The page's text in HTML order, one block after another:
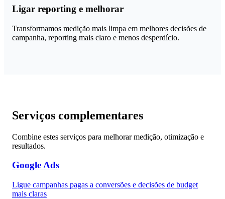
Ligar reporting e melhorar
Transformamos medição mais limpa em melhores decisões de
campanha, reporting mais claro e menos desperdício.
Serviços complementares
Combine estes serviços para melhorar medição, otimização e
resultados.
Google Ads
Ligue campanhas pagas a conversões e decisões de budget
mais claras